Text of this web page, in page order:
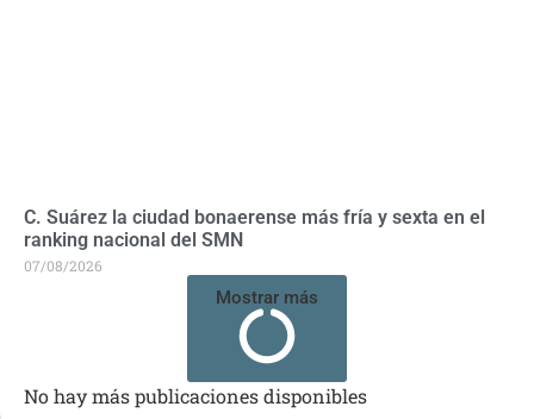
C. Suárez la ciudad bonaerense más fría y sexta en el
ranking nacional del SMN
07/08/2026
Mostrar más
No hay más publicaciones disponibles